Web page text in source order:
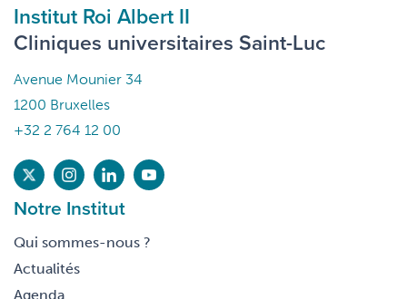
Institut Roi Albert II
Cliniques universitaires Saint-Luc
Avenue Mounier 34
1200 Bruxelles
+32 2 764 12 00
Notre Institut
Qui sommes-nous ?
Actualités
Agenda